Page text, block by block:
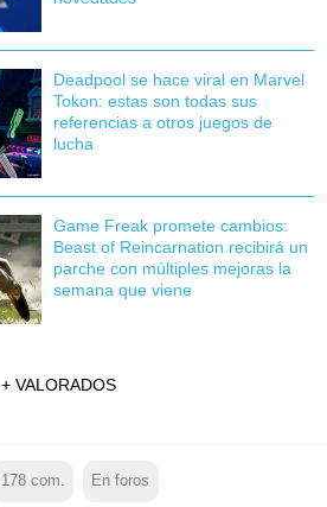
Deadpool se hace viral en Marvel
Tokon: estas son todas sus
referencias a otros juegos de
lucha
Game Freak promete cambios:
Beast of Reincarnation recibirá un
parche con múltiples mejoras la
semana que viene
+ VALORADOS
178com. En foros